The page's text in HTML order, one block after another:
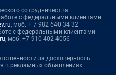
сотрудничества:
с федеральными клиентами
, моб. + 7 982 640 34 32
с федеральными клиентами
, моб. +7 910 402 4056
за достоверность
в рекламных объявлениях.